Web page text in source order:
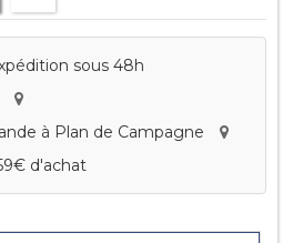
sous 48h
à Plan de Campagne
d'achat